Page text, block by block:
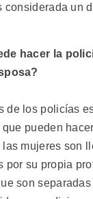
considerada un
hacer la
de los policías
que pueden
mujeres son
por su propia
son